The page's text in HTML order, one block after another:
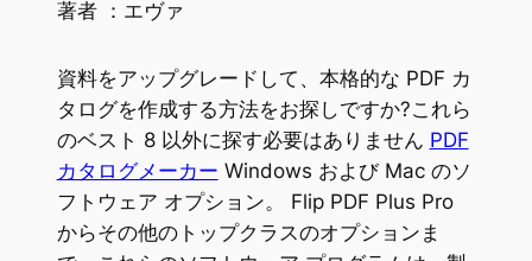
著者 ： エヴァ
資料をアップグレードして、本格的な PDF カ
タログを作成する方法をお探しですか?これら
のベスト 8 以外に探す必要はありません PDF
カタログメーカー Windows および Mac のソ
フトウェア オプション。 Flip PDF Plus Pro
からその他のトップクラスのオプションま